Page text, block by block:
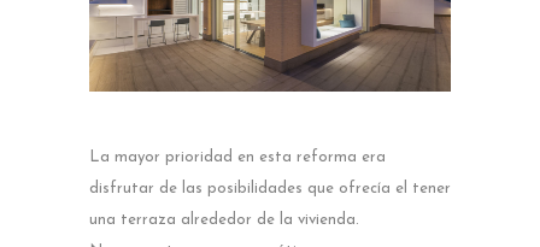
La mayor prioridad en esta reforma era
disfrutar de las posibilidades que ofrecía el tener
una terraza alrededor de la vivienda.